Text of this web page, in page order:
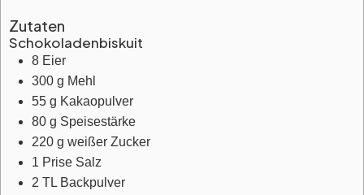
Zutaten
Schokoladenbiskuit
8 Eier
300 g Mehl
55 g Kakaopulver
80 g Speisestärke
220 g weißer Zucker
1 Prise Salz
2 TL Backpulver